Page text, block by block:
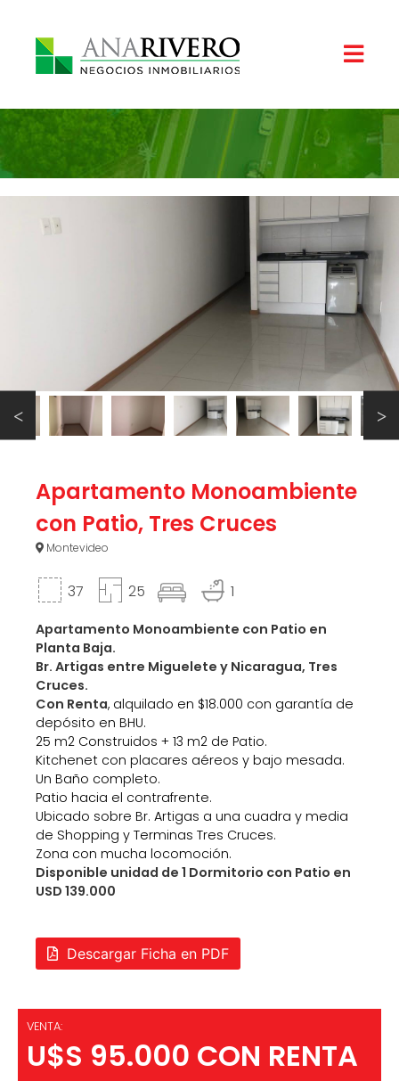
Apartamento Monoambiente
con Patio, Tres Cruces
Montevideo
37 25 1
Apartamento Monoambiente con Patio en
Planta Baja.
Br. Artigas entre Miguelete y Nicaragua, Tres
Cruces.
Con Renta, alquilado en $18.000 con garantía de
depósito en BHU.
25 m2 Construidos + 13 m2 de Patio.
Kitchenet con placares aéreos y bajo mesada.
Un Baño completo.
Patio hacia el contrafrente.
Ubicado sobre Br. Artigas a una cuadra y media
de Shopping y Terminas Tres Cruces.
Zona con mucha locomoción.
Disponible unidad de 1 Dormitorio con Patio en
USD 139.000
Descargar Ficha en PDF
VENTA:
U$S 95.000 CON RENTA